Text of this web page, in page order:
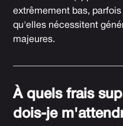
extrêmement bas,
qu'elles nécessitent
majeures.
À quels frais
dois-je